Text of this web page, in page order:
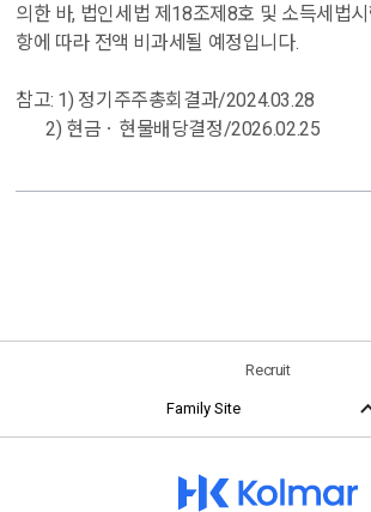
의한 바, 법인세법 제 18조제 8호 및 소득세법
항에 따라 전액 비과세될 예정입니다.
참고: 1) 정기주주총회결과/2024.03.28
2) 현금ㆍ현물배당결정/2026.02.25
Recruit